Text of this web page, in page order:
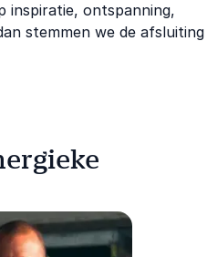
inspiratie, ontspanning,
stemmen we de afsluiting